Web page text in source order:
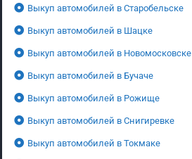
Выкуп автомобилей в Старобельске
Выкуп автомобилей в Шацке
Выкуп автомобилей в Новомосковске
Выкуп автомобилей в Бучаче
Выкуп автомобилей в Рожище
Выкуп автомобилей в Снигиревке
Выкуп автомобилей в Токмаке